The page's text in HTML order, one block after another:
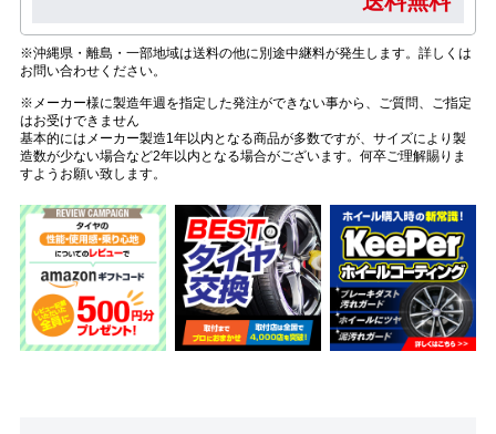
※沖縄県・離島・一部地域は送料の他に別途中継料が発生します。詳しくは
お問い合わせください。
※メーカー様に製造年週を指定した発注ができない事から、ご質問、ご指定
はお受けできません
基本的にはメーカー製造1年以内となる商品が多数ですが、サイズにより製
造数が少ない場合など2年以内となる場合がございます。何卒ご理解賜りま
すようお願い致します。